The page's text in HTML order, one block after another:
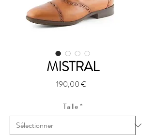
MISTRAL
190,00 €
Taille*